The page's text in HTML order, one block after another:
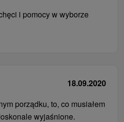
i pomocy w wyborze
18.09.2020
porządku, to, co musiałem
wyjaśnione.